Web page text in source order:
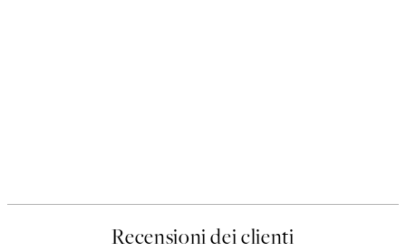
Recensioni dei clienti